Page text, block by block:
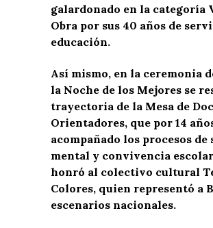
galardonado en la categoría
Obra por sus 40 años de
educación.
Así mismo, en la ceremonia
la Noche de los Mejores se
trayectoria de la Mesa de
Orientadores, que por 14
acompañado los procesos de
mental y convivencia
honró al colectivo cultural
Colores, quien representó a
escenarios nacionales.